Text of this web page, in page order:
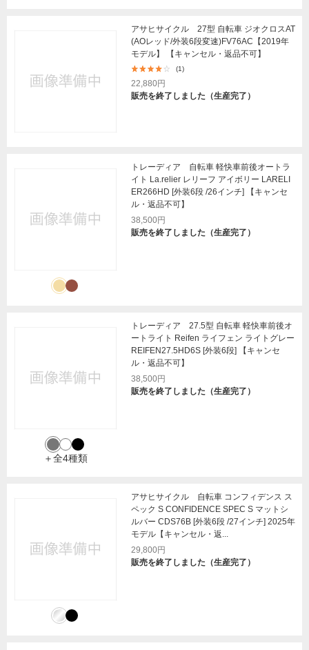
アサヒサイクル 27型 自転車 ジオクロスAT
(AOレッド/外装6段変速)FV76AC【2019年
モデル】 【キャンセル・返品不可】
(1)
22,880円
販売を終了しました（生産完了）
トレーディア 自転車 軽快車前後オートラ
イト La.relier レリーフ アイボリー LARELI
ER266HD [外装6段 /26インチ] 【キャンセ
ル・返品不可】
38,500円
販売を終了しました（生産完了）
＋全4種類
トレーディア 27.5型 自転車 軽快車前後オ
ートライト Reifen ライフェン ライトグレー
REIFEN27.5HD6S [外装6段] 【キャンセ
ル・返品不可】
38,500円
販売を終了しました（生産完了）
アサヒサイクル 自転車 コンフィデンス ス
ペック S CONFIDENCE SPEC S マットシ
ルバー CDS76B [外装6段 /27インチ] 2025年
モデル【キャンセル・返...
29,800円
販売を終了しました（生産完了）